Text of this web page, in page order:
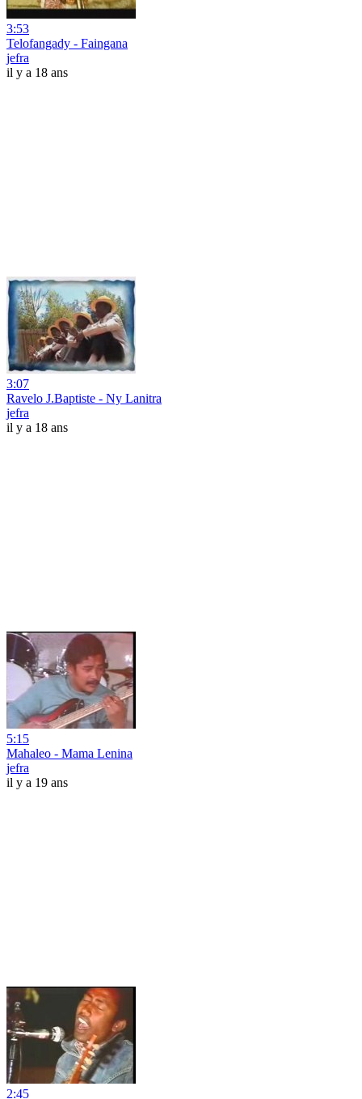
3:53
Telofangady - Faingana
jefra
il y a 18 ans
3:07
Ravelo J.Baptiste - Ny Lanitra
jefra
il y a 18 ans
5:15
Mahaleo - Mama Lenina
jefra
il y a 19 ans
2:45